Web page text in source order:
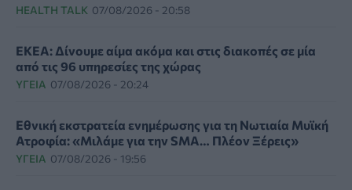
HEALTH TALK 07/08/2026 - 20:58
ΕΚΕΑ: Δίνουμε αίμα ακόμα και στις διακοπές σε μία
από τις 96 υπηρεσίες της χώρας
ΥΓΕΊΑ 07/08/2026 - 20:24
Εθνική εκστρατεία ενημέρωσης για τη Νωτιαία Μυϊκή
Ατροφία: «Μιλάμε για την SMA… Πλέον Ξέρεις»
ΥΓΕΊΑ 07/08/2026 - 19:56